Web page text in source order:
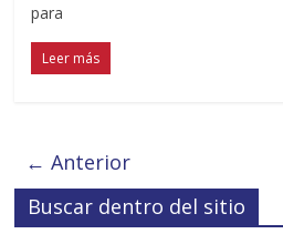
para
Leer más
← Anterior
Buscar dentro del sitio